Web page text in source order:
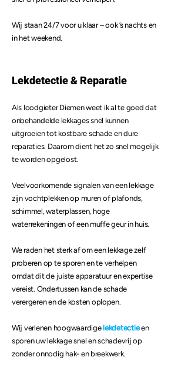
Wij staan 24/7 voor u klaar – ook ’s nachts en
in het weekend.
Lekdetectie & Reparatie
Als loodgieter Diemen weet ik al te goed dat
onbehandelde lekkages snel kunnen
uitgroeien tot kostbare schade en dure
reparaties. Daarom dient het zo snel mogelijk
te worden opgelost.
Veelvoorkomende signalen van een lekkage
zijn vochtplekken op muren of plafonds,
schimmel, waterplassen, hoge
waterrekeningen of een muffe geur in huis.
We raden het sterk af om een lekkage zelf
proberen op te sporen en te verhelpen
omdat dit de juiste apparatuur en expertise
vereist. Ondertussen kan de schade
verergeren en de kosten oplopen.
Wij verlenen hoogwaardige lekdetectieen
sporen uw lekkage snel en schadevrij op
zonder onnodig hak- en breekwerk.